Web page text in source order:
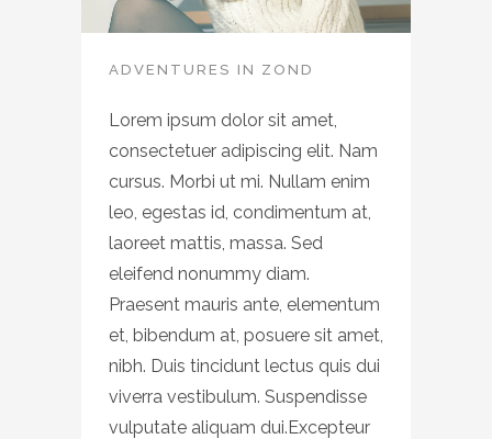
ADVENTURES IN ZOND
Lorem ipsum dolor sit amet,
consectetuer adipiscing elit. Nam
cursus. Morbi ut mi. Nullam enim
leo, egestas id, condimentum at,
laoreet mattis, massa. Sed
eleifend nonummy diam.
Praesent mauris ante, elementum
et, bibendum at, posuere sit amet,
nibh. Duis tincidunt lectus quis dui
viverra vestibulum. Suspendisse
vulputate aliquam dui.Excepteur